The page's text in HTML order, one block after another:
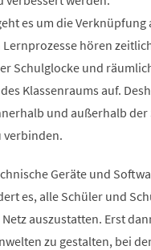
es um die Verknüpfung
hören
Schulglocke und
Klassenraums auf.
und außerhalb der
verbinden.
Geräte und
es, alle Schüler und
auszustatten. Erst
zu gestalten, bei